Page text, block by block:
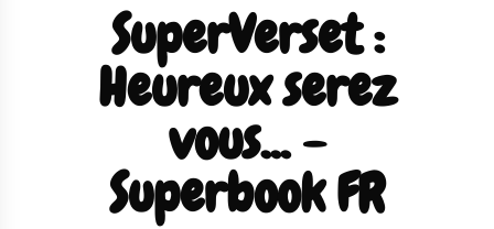
SuperVerset :
Heureux serez
vous... -
Superbook FR